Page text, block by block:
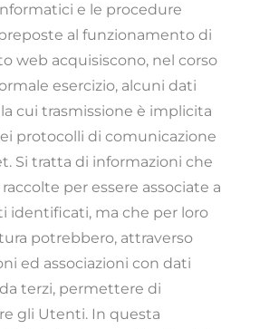
e le procedure
al funzionamento di
web acquisiscono, nel corso
esercizio, alcuni dati
cui trasmissione è implicita
protocolli di comunicazione
Si tratta di informazioni che
per essere associate a
identificati, ma che per loro
potrebbero, attraverso
ed associazioni con dati
terzi, permettere di
gli Utenti. In questa